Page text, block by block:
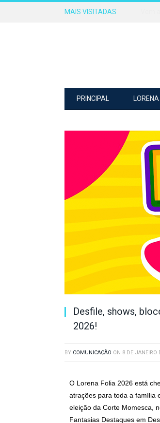
MAIS VISITADAS
PRINCIPAL LORENA
Desfile, shows,
2026!
BY COMUNICAÇÃO ON 8 DE JANEIRO
O Lorena Folia 2026 está
atrações para toda a família
eleição da Corte Momesca,
Fantasias Destaques em